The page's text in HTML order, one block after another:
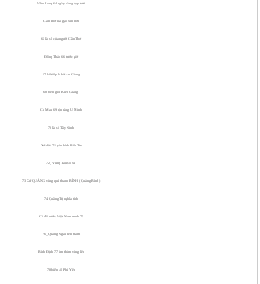
Vĩnh Long 64 ngày càng đẹp tươi
Cần Thơ lúa gạo xin mời
65 là số của người Cần Thơ
Đồng Tháp 66 trước giờ
67 kế tiếp là bờ An Giang
68 biên giới Kiên Giang
Cà Mau 69 rộn ràng U Minh
70 là số Tây Ninh
Xứ dừa 71 yên bình Bến Tre
72_ Vũng Tàu số xe
73 Xứ QUẢNG vùng quê thanh BÌNH ( Quảng Bình )
74 Quãng Trị nghĩa tình
Cố đô nước Việt Nam mình 75
76_Quảng Ngãi đến thăm
Bình Định 77 âm thầm vùng lên
78 biển số Phú Yên